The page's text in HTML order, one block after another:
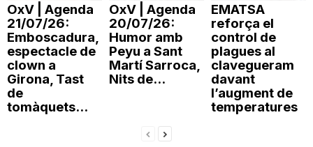
OxV | Agenda
21/07/26:
Emboscadura,
espectacle de
clown a
Girona, Tast
de
tomàquets...
OxV | Agenda
20/07/26:
Humor amb
Peyu a Sant
Martí Sarroca,
Nits de...
EMATSA
reforça el
control de
plagues al
clavegueram
davant
l’augment de
temperatures